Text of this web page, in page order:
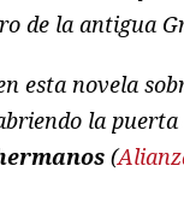
de la antigua
esta novela
la
(